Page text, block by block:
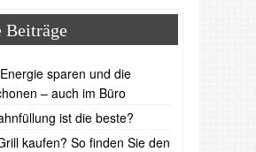
Beiträge
sparen und die
– auch im Büro
ist die beste?
kaufen? So finden Sie den